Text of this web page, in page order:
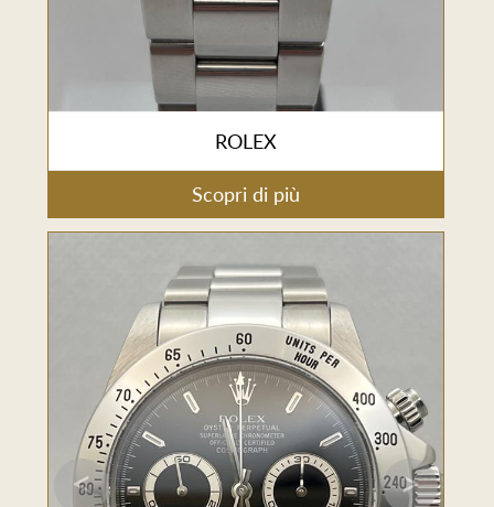
ROLEX
Scopri di più
< >